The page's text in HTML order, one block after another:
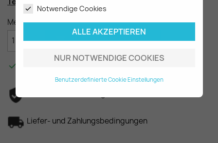
Notwendige Cookies
ALLE AKZEPTIEREN
NUR NOTWENDIGE COOKIES
Benutzerdefinierte Cookie Einstellungen
Menge
 IN DEN WARENKORB

Liefer- und Zahlungsbedingungen